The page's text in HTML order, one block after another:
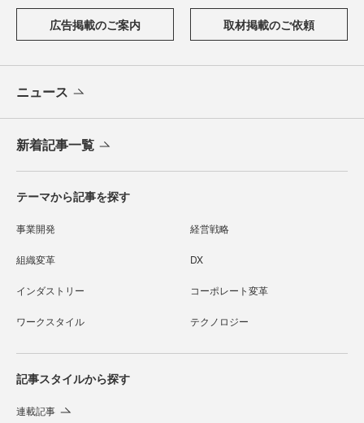
広告掲載のご案内 取材掲載のご依頼
ニュース
新着記事一覧
テーマから記事を探す
事業開発 経営戦略
組織変革 DX
インダストリー コーポレート変革
ワークスタイル テクノロジー
記事スタイルから探す
連載記事